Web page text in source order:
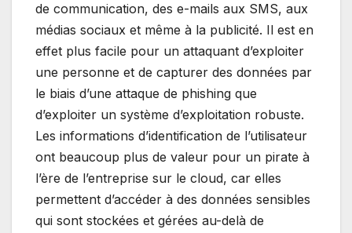
de communication, des e-mails aux SMS, aux
médias sociaux et même à la publicité. Il est en
effet plus facile pour un attaquant d’exploiter
une personne et de capturer des données par
le biais d’une attaque de phishing que
d’exploiter un système d’exploitation robuste.
Les informations d’identification de l’utilisateur
ont beaucoup plus de valeur pour un pirate à
l’ère de l’entreprise sur le cloud, car elles
permettent d’accéder à des données sensibles
qui sont stockées et gérées au-delà de